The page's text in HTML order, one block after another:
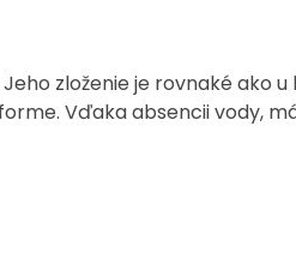
zloženie je rovnaké ako u
Vďaka absencii vody,